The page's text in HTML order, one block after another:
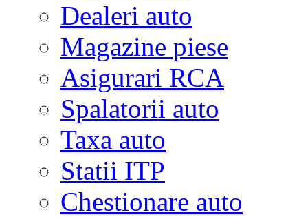
Dealeri auto
Magazine piese
Asigurari RCA
Spalatorii auto
Taxa auto
Statii ITP
Chestionare auto